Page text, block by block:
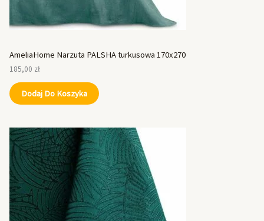
AmeliaHome Narzuta PALSHA turkusowa 170x270
185,00 zł
Dodaj Do Koszyka